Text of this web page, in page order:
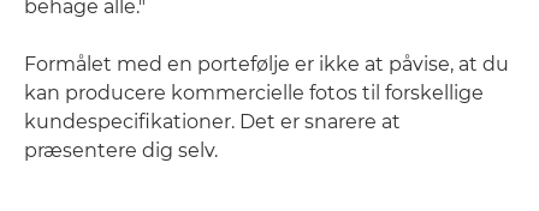
behage alle."
Formålet med en portefølje er ikke at påvise, at du
kan producere kommercielle fotos til forskellige
kundespecifikationer. Det er snarere at
præsentere dig selv.